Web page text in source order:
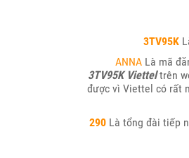
3TV95K
ANNA Là mã
3TV95K Vietteltrên
được vì Viettel có rất
290 Là tổng đài tiếp